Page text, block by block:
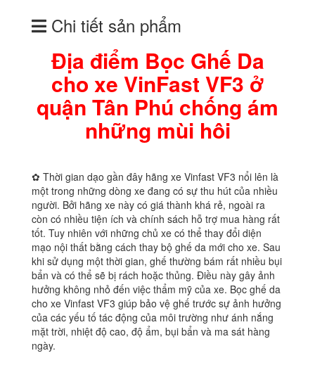
Chi tiết sản phẩm
Địa điểm Bọc Ghế Da
cho xe VinFast VF3 ở
quận Tân Phú chống ám
những mùi hôi
✿ Thời gian dạo gần đây hãng xe Vinfast VF3 nổi lên là
một trong những dòng xe đang có sự thu hút của nhiều
người. Bởi hãng xe này có giá thành khá rẻ, ngoài ra
còn có nhiều tiện ích và chính sách hỗ trợ mua hàng rất
tốt. Tuy nhiên với những chủ xe có thể thay đổi diện
mạo nội thất bằng cách thay bộ ghế da mới cho xe. Sau
khi sử dụng một thời gian, ghế thường bám rất nhiều bụi
bẩn và có thể sẽ bị rách hoặc thủng. Điều này gây ảnh
hưởng không nhỏ đến việc thẩm mỹ của xe. Bọc ghế da
cho xe Vinfast VF3 giúp bảo vệ ghế trước sự ảnh hưởng
của các yếu tố tác động của môi trường như ánh nắng
mặt trời, nhiệt độ cao, độ ẩm, bụi bẩn và ma sát hàng
ngày.